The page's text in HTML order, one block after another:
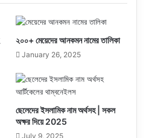
২০০+ মেয়েদের আনকমন নামের তালিকা
January 26, 2025
ছেলেদের ইসলামিক নাম অর্থসহ | সকল
অক্ষর দিয়ে 2025
July 9, 2025